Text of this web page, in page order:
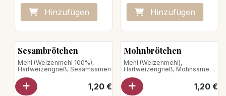
Hinzufügen Hinzufügen
Sesambrötchen
Mehl (Weizenmehl 100%),
Hartweizengrieß, Sesamsamen
1,20€
Mohnbrötchen
Mehl (Weizenmehl),
Hartweizengrieß, Mohnsamen
Nettogewicht : 75 g
1,20€